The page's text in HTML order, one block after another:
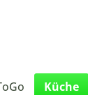
Küche